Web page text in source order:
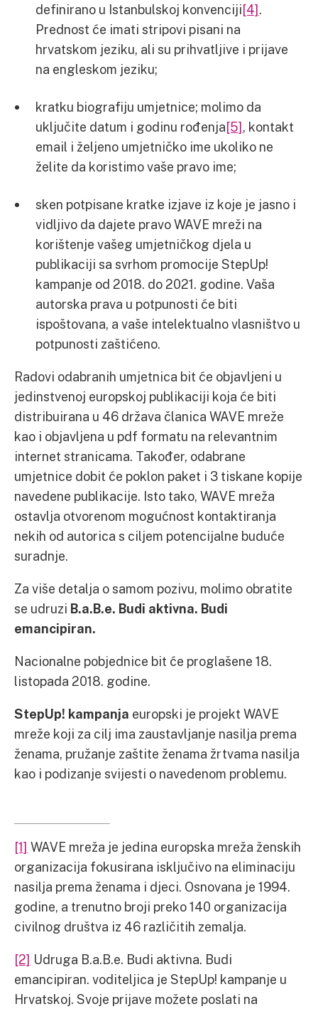
definirano u Istanbulskoj konvenciji[4].
Prednost će imati stripovi pisani na
hrvatskom jeziku, ali su prihvatljive i prijave
na engleskom jeziku;
kratku biografiju umjetnice; molimo da
uključite datum i godinu rođenja[5], kontakt
email i željeno umjetničko ime ukoliko ne
želite da koristimo vaše pravo ime;
sken potpisane kratke izjave iz koje je jasno i
vidljivo da dajete pravo WAVE mreži na
korištenje vašeg umjetničkog djela u
publikaciji sa svrhom promocije StepUp!
kampanje od 2018. do 2021. godine. Vaša
autorska prava u potpunosti će biti
ispoštovana, a vaše intelektualno vlasništvo u
potpunosti zaštićeno.
Radovi odabranih umjetnica bit će objavljeni u
jedinstvenoj europskoj publikaciji koja će biti
distribuirana u 46 država članica WAVE mreže
kao i objavljena u pdf formatu na relevantnim
internet stranicama. Također, odabrane
umjetnice dobit će poklon paket i 3 tiskane kopije
navedene publikacije. Isto tako, WAVE mreža
ostavlja otvorenom mogućnost kontaktiranja
nekih od autorica s ciljem potencijalne buduće
suradnje.
Za više detalja o samom pozivu, molimo obratite
se udruzi B.a.B.e. Budi aktivna. Budi
emancipiran.
Nacionalne pobjednice bit će proglašene 18.
listopada 2018. godine.
StepUp! kampanja europski je projekt WAVE
mreže koji za cilj ima zaustavljanje nasilja prema
ženama, pružanje zaštite ženama žrtvama nasilja
kao i podizanje svijesti o navedenom problemu.
[1] WAVE mreža je jedina europska mreža ženskih
organizacija fokusirana isključivo na eliminaciju
nasilja prema ženama i djeci. Osnovana je 1994.
godine, a trenutno broji preko 140 organizacija
civilnog društva iz 46 različitih zemalja.
[2] Udruga B.a.B.e. Budi aktivna. Budi
emancipiran. voditeljica je StepUp! kampanje u
Hrvatskoj. Svoje prijave možete poslati na